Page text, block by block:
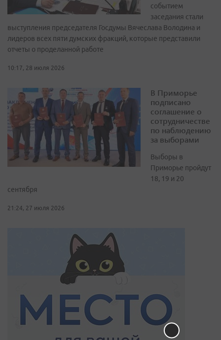
событием
заседания стали
выступления председателя Госдумы Вячеслава Володина и
лидеров всех пяти думских фракций, которые представили
отчеты о проделанной работе
10:17, 28 июля 2026
В Приморье
подписано
соглашение о
сотрудничестве
по наблюдению
за выборами
Выборы в
Приморье пройдут
18, 19 и 20
сентября
21:24, 27 июля 2026